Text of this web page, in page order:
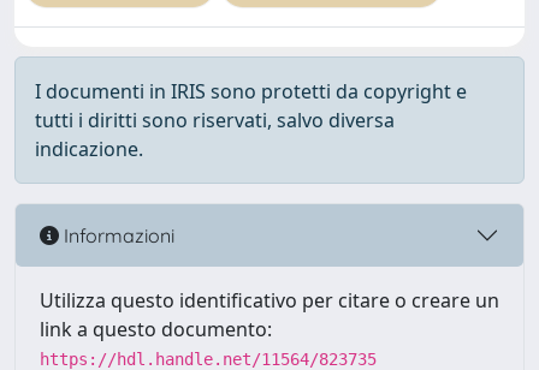
I documenti in IRIS sono protetti da copyright e
tutti i diritti sono riservati, salvo diversa
indicazione.
Informazioni
Utilizza questo identificativo per citare o creare un
link a questo documento:
https://hdl.handle.net/11564/823735